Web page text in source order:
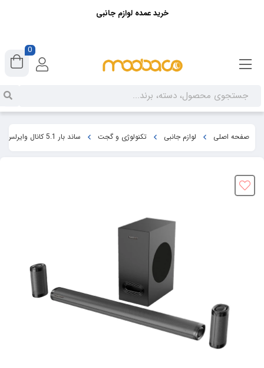
صفحه اصلی لوازم جانبی تکنولوژی و گجت ساند بار 5.1 کانال وایرلس پاورولوژی Powerology Immersive Audio 5.1CH Wireless Soundbar PBAR51WLBK
خرید عمده لوازم جانبی
0